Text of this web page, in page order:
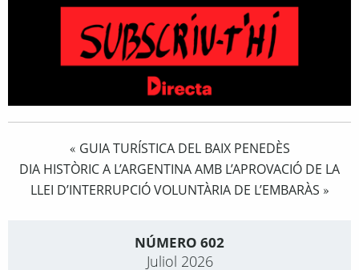
« GUIA TURÍSTICA DEL BAIX PENEDÈS
DIA HISTÒRIC A L’ARGENTINA AMB L’APROVACIÓ DE LA
LLEI D’INTERRUPCIÓ VOLUNTÀRIA DE L’EMBARÀS »
NÚMERO 602
Juliol 2026